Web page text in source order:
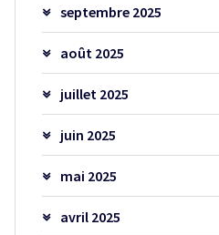
septembre 2025
août 2025
juillet 2025
juin 2025
mai 2025
avril 2025